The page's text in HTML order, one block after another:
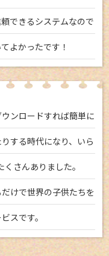
できるシステムなので
よかったです！
ンロードすれば簡単に
する時代になり、いら
さんありました。
けで世界の子供たちを
スです。